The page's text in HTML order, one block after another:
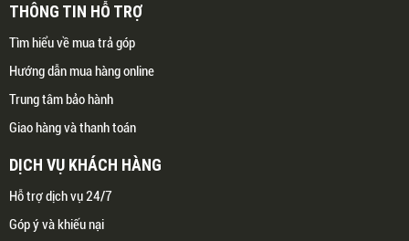
THÔNG TIN HỖ TRỢ
Tìm hiểu về mua trả góp
Hướng dẫn mua hàng online
Trung tâm bảo hành
Giao hàng và thanh toán
DỊCH VỤ KHÁCH HÀNG
Hỗ trợ dịch vụ 24/7
Góp ý và khiếu nại